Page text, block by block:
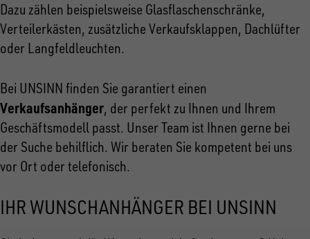
Dazu zählen beispielsweise Glasflaschenschränke,
Verteilerkästen, zusätzliche Verkaufsklappen, Dachlüfter
oder Langfeldleuchten.
Bei UNSINN finden Sie garantiert einen
Verkaufsanhänger, der perfekt zu Ihnen und Ihrem
Geschäftsmodell passt. Unser Team ist Ihnen gerne bei
der Suche behilflich. Wir beraten Sie kompetent bei uns
vor Ort oder telefonisch.
IHR WUNSCHANHÄNGER BEI UNSINN